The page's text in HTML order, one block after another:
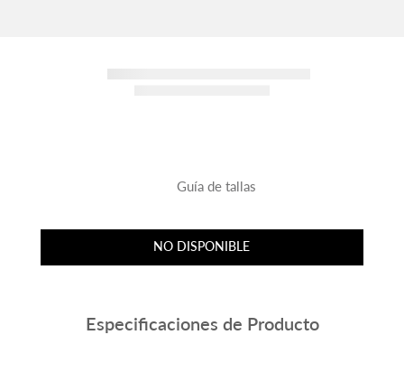
Guía de tallas
NO DISPONIBLE
Especificaciones de Producto